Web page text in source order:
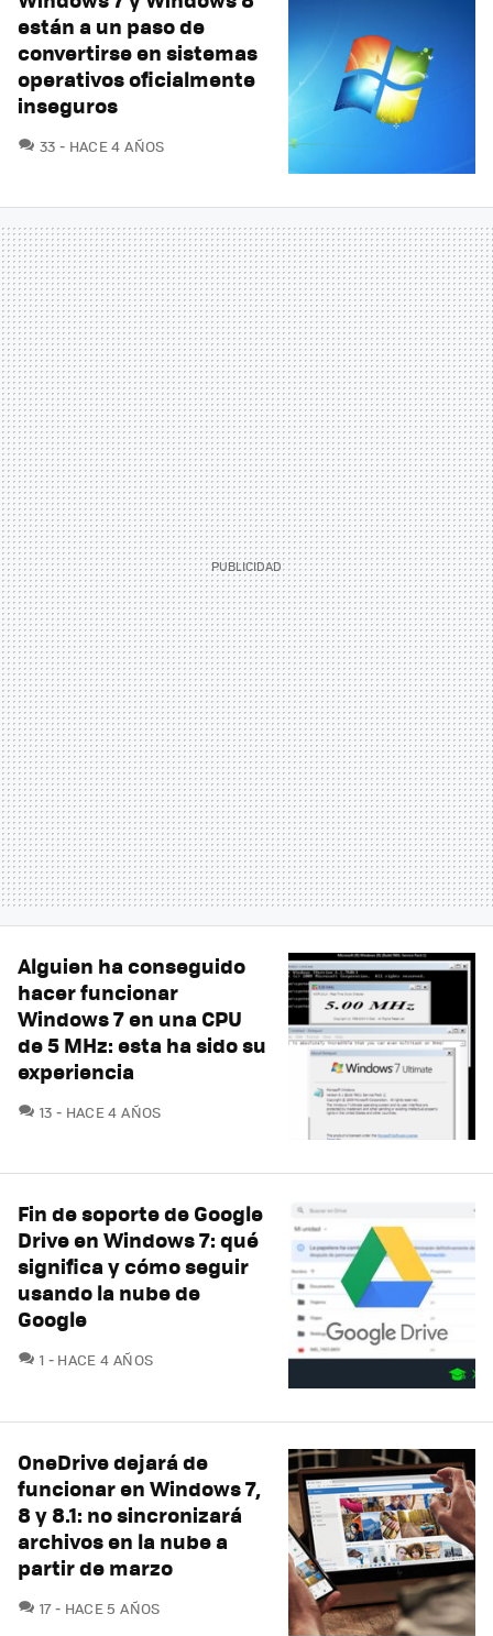
están a un paso de
convertirse en sistemas
operativos oficialmente
inseguros
33 COMENTARIOS
HACE 4 AÑOS
Alguien ha conseguido
hacer funcionar
Windows 7 en una CPU
de 5 MHz: esta ha sido su
experiencia
13 COMENTARIOS
HACE 4 AÑOS
Fin de soporte de Google
Drive en Windows 7: qué
significa y cómo seguir
usando la nube de
Google
1 COMENTARIOS
HACE 4 AÑOS
OneDrive dejará de
funcionar en Windows 7,
8 y 8.1: no sincronizará
archivos en la nube a
partir de marzo
17COMENTARIOS
HACE 5 AÑOS